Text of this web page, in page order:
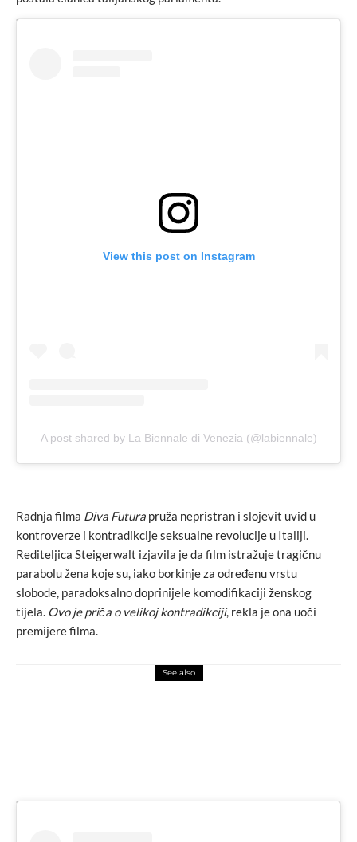
View this post on Instagram
A post shared by La Biennale di Venezia (@labiennale)
Radnja filma Diva Futura pruža nepristran i slojevit uvid u
kontroverze i kontradikcije seksualne revolucije u Italiji.
Rediteljica Steigerwalt izjavila je da film istražuje tragičnu
parabolu žena koje su, iako borkinje za određenu vrstu
slobode, paradoksalno doprinijele komodifikaciji ženskog
tijela. Ovo je priča o velikoj kontradikciji, rekla je ona uoči
premijere filma.
See also